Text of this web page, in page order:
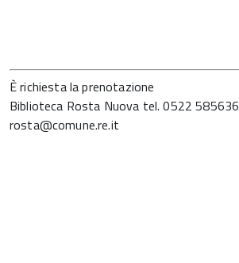
È richiesta la prenotazione
Biblioteca Rosta Nuova tel. 0522 585636
rosta@comune.re.it